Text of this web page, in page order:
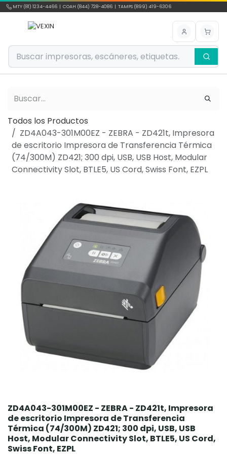
Ir al contenido
MTY (81) 1234-4466 | COAH (844) 728-4086 | TAMPS (899) 419-6306
Todos los Productos
ZD4A043-301M00EZ - ZEBRA - ZD421t, Impresora
de escritorio Impresora de Transferencia Térmica
(74/300M) ZD421; 300 dpi, USB, USB Host, Modular
Connectivity Slot, BTLE5, US Cord, Swiss Font, EZPL
ZD4A043-301M00EZ - ZEBRA - ZD421t, Impresora
de escritorio Impresora de Transferencia
Térmica (74/300M) ZD421; 300 dpi, USB, USB
Host, Modular Connectivity Slot, BTLE5, US Cord,
Swiss Font, EZPL